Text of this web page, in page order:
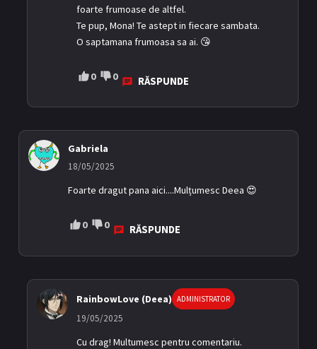
foarte frumoase de altfel.
Te pup, Mona! Te astept in fiecare sambata.
O saptamana frumoasa sa ai. 😘
0 0 RĂSPUNDE
Gabriela
18/05/2025
Foarte dragut pana aici....Mulțumesc Deea 😍
0 0 RĂSPUNDE
RainbowLove (Deea) ADMINISTRATOR
19/05/2025
Cu drag! Multumesc pentru comentariu.